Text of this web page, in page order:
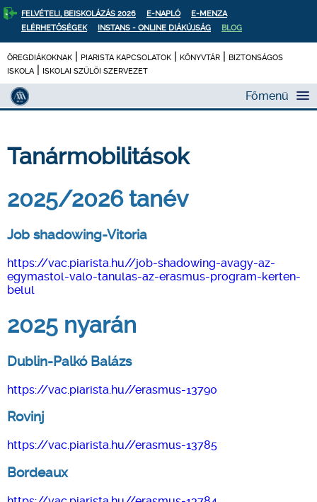
FELVÉTELI, BEISKOLÁZÁS 2026 E-NAPLÓ
E-MENZA
ELÉRHETŐSÉGEK
INSTANS - ONLINE DIÁKÚJSÁG BLOG
ÖREGDIÁKOKNAK | PIARISTA KAPCSOLATOK | KÖNYVTÁR | BIZTONSÁGOS
ISKOLA| ISKOLAI SZÜLŐI SZERVEZET
Főmenü
Tanármobilitások
2025/2026 tanév
Job shadowing-Vitoria
https://vac.piarista.hu//job-shadowing-avagy-az-
egymastol-valo-tanulas-az-erasmus-program-kerten-
belul
2025 nyarán
Dublin-Palkó Balázs
https://vac.piarista.hu//erasmus-13790
Rovinj
https://vac.piarista.hu//erasmus-13785
Bordeaux